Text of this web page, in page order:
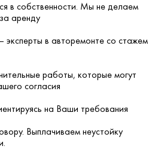
в собственности. Мы не делаем
аренду
эксперты в авторемонте со стажем
работы, которые могут
согласия
на Ваши требования
Выплачиваем неустойку